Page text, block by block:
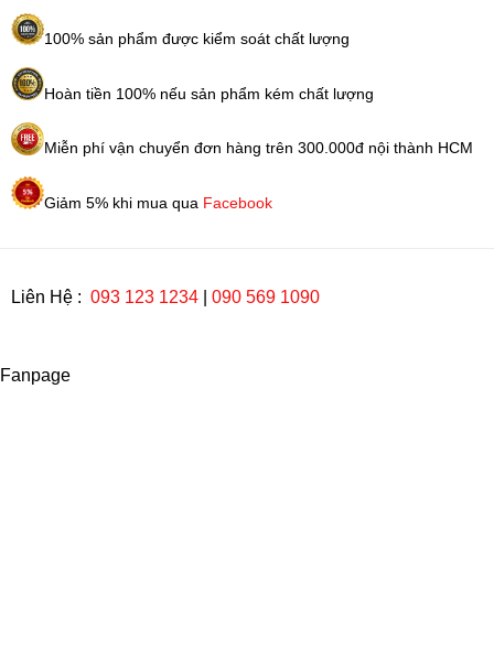
số
100% sản phẩm được kiểm soát chất lượng
Hoàn tiền 100% nếu sản phẩm kém chất lượng
Miễn phí vận chuyển đơn hàng trên 300.000đ nội thành HCM
Giảm 5% khi mua qua Facebook
Liên Hệ : 093 123 1234 090 569 1090
Fanpage